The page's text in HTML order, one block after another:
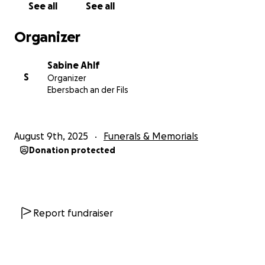
damit ich die ganzen Sachen bezahlen kann.
Ich möchte mich von Herzen bei jedem Bedanken,
**DANKE**DANKE**DANKE **DANKE **
See all See all
Organizer
S
Sabine Ahlf
Organizer
Ebersbach an der Fils
August 9th, 2025 Funerals & Memorials
Donation protected
Report fundraiser